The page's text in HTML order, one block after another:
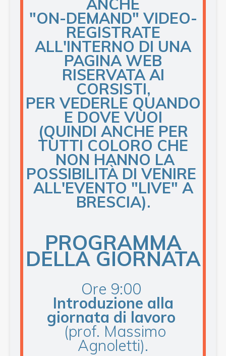
ANCHE
"ON-DEMAND" VIDEO-
REGISTRATE
ALL'INTERNO DI UNA
PAGINA WEB
RISERVATA AI
CORSISTI,
PER VEDERLE QUANDO
E DOVE VUOI
(QUINDI ANCHE PER
TUTTI COLORO CHE
NON HANNO LA
POSSIBILITÀ DI VENIRE
ALL'EVENTO "LIVE" A
BRESCIA).
PROGRAMMA
DELLA GIORNATA
Ore 9:00
Introduzione alla
giornata di lavoro
(prof. Massimo
Agnoletti).